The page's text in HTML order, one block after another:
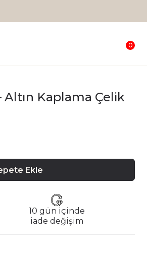
0
Altın Kaplama Çelik
Ekle
10 gün içinde
iade değişim